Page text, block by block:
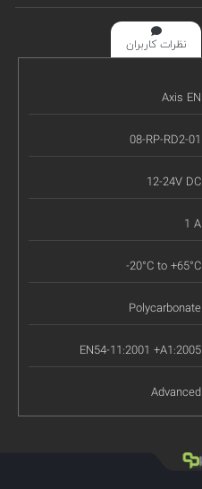
نظرات کاربران
Axis EN
08-RP-RD2-01
12-24V DC
1 A
-20°C to +65°C
Polycarbonate
EN54-11:2001 +A1:2005
Advanced